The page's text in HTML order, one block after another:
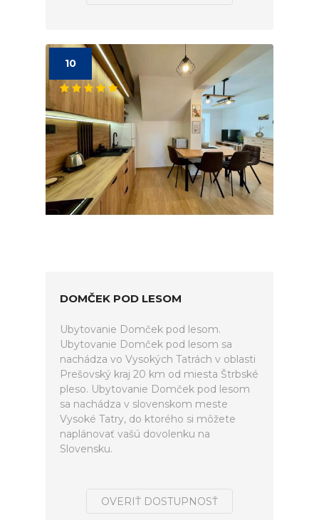
10
DOMČEK POD LESOM
Ubytovanie Domček pod lesom.
Ubytovanie Domček pod lesom sa
nachádza vo Vysokých Tatrách v oblasti
Prešovský kraj 20 km od miesta Štrbské
pleso. Ubytovanie Domček pod lesom
sa nachádza v slovenskom meste
Vysoké Tatry, do ktorého si môžete
naplánovať vašú dovolenku na
Slovensku.
OVERIŤ DOSTUPNOSŤ